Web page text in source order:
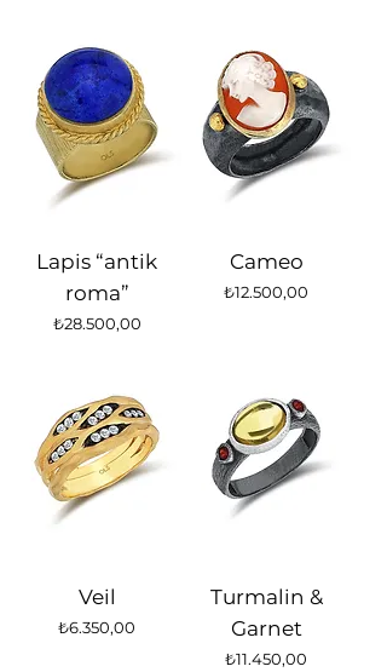
Lapis “antik
roma”
Fiyat
₺28.500,00
Cameo
Fiyat
₺12.500,00
Veil
Fiyat
₺6.350,00
Turmalin &
Garnet
Fiyat
₺11.450,00